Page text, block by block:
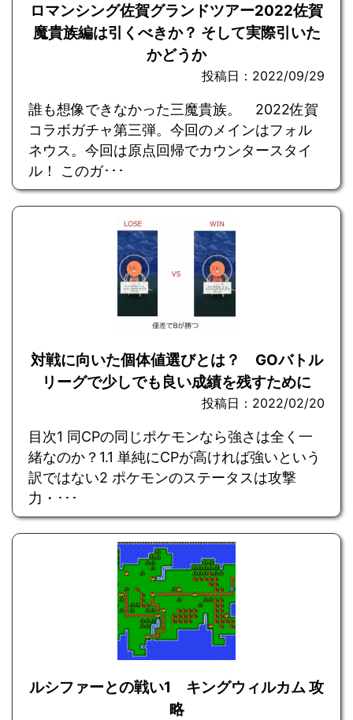
ロマンシング佐賀グランドツアー2022佐賀
魔貴族編は引くべきか？ そして実際引いた
かどうか
投稿日：2022/09/29
誰も想像できなかった三魔貴族。 2022佐賀
コラボガチャ第三弾。今回のメインはフォル
ネウス。今回は原点回帰でカウンタースタイ
ル！ このガ･･･
対戦に向いた個体値選びとは？ GOバトル
リーグで少しでも良い成績を残すために
投稿日：2022/02/20
目次1 同CPの同じポケモンなら強さは全く一
緒なのか？1.1 単純にCPが高ければ強いという
訳ではない2 ポケモンのステータスは攻撃
力・･･･
ルシファーとの戦い1 キングウィルカム 攻
略